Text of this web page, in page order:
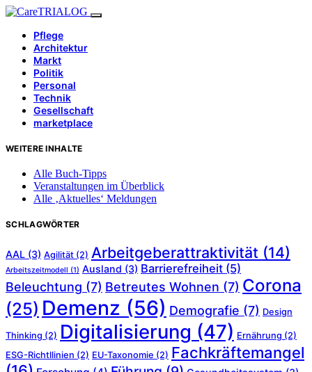
Pflege
Architektur
Markt
Politik
Personal
Technik
Gesellschaft
marketplace
WEITERE INHALTE
Alle Buch-Tipps
Veranstaltungen im Überblick
Alle ‚Aktuelles‘ Meldungen
SCHLAGWÖRTER
AAL (3) Agilität (2) Arbeitgeberattraktivität (14)
Arbeitszeitmodell (1) Ausland (3) Barrierefreiheit (5)
Beleuchtung (7) Betreutes Wohnen (7) Corona
(25) Demenz (56) Demografie (7) Design
Thinking (2) Digitalisierung (47) Ernährung (2)
ESG-Richtllinien (2) EU-Taxonomie (2) Fachkräftemangel